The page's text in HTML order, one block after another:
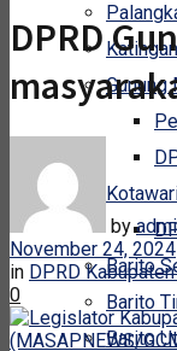
Katingan
Gunung
Barito
Barito
Barito
DPRD
by
November 24, 2024
in DPRD
0